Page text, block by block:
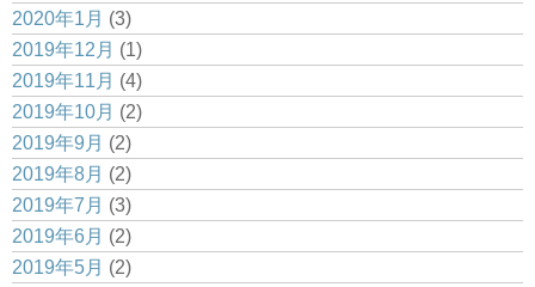
2020年1月 (3)
2019年12月 (1)
2019年11月 (4)
2019年10月 (2)
2019年9月 (2)
2019年8月 (2)
2019年7月 (3)
2019年6月 (2)
2019年5月 (2)